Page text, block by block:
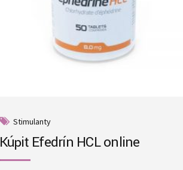
Stimulanty
Kúpiť Efedrín HCL online